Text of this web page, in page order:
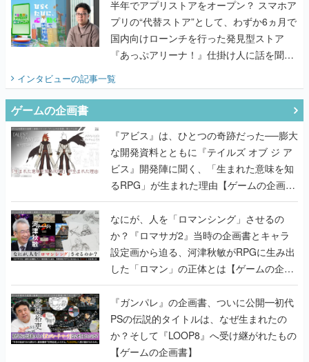
半年でアプリストアをオープン？ スマホア
プリの“代替ストア”として、わずか6ヵ月で
国内向けローンチを行った発見型ストア
『あっぷアリーナ！』仕掛け人に話を聞い
てみた
インタビューの記事一覧
ゲームの企画書
『アビス』は、ひとつの奇跡だった──膨大
な開発資料とともに『テイルズ オブ ジ ア
ビス』開発陣に聞く、「生まれた意味を知
るRPG」が生まれた理由【ゲームの企画
書】
なにが、人を「ロマンシング」させるの
か？『ロマサガ2』当時の企画書とキャラ
設定画から迫る、河津秋敏がRPGに生み出
した「ロマン」の正体とは【ゲームの企画
書】
『ガンパレ』の企画書、ついに公開━初代
PSの伝説的タイトルは、なぜ生まれたの
か？そして『LOOP8』へ受け継がれたもの
【ゲームの企画書】